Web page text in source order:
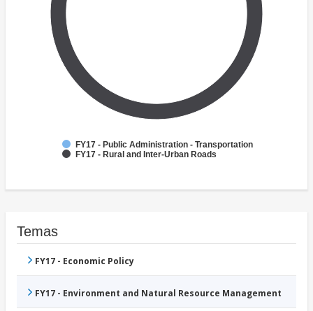
FY17 - Public Administration - Transportation
FY17 - Rural and Inter-Urban Roads
Temas
FY17 - Economic Policy
FY17 - Environment and Natural Resource Management